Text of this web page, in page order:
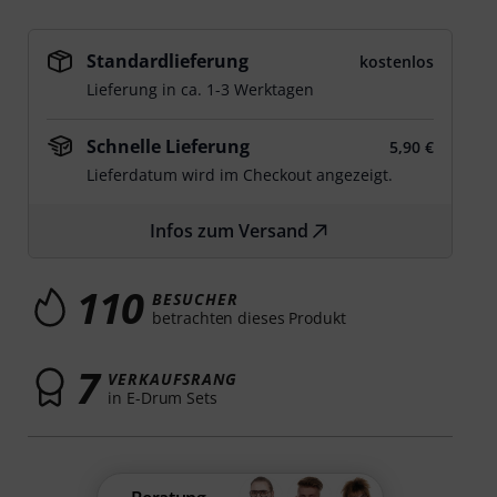
Standardlieferung
kostenlos
Lieferung in ca. 1-3 Werktagen
Schnelle Lieferung
5,90 €
Lieferdatum wird im Checkout angezeigt.
Infos zum Versand
110 BESUCHER
betrachten dieses Produkt
7 VERKAUFSRANG
in E-Drum Sets